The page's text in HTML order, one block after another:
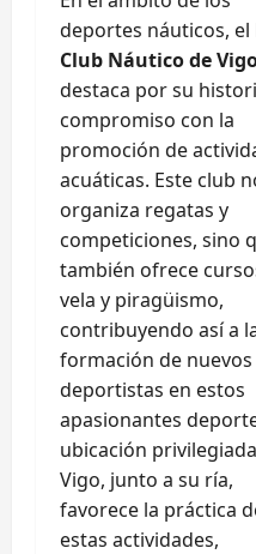
deportes náuticos, el
Club Náutico de
destaca por su
compromiso con la
promoción de
acuáticas. Este club
organiza regatas y
competiciones, sino
también ofrece
vela y piragüismo,
contribuyendo así a
formación de nuevos
deportistas en estos
apasionantes
ubicación
Vigo, junto a su ría,
favorece la práctica
estas actividades,